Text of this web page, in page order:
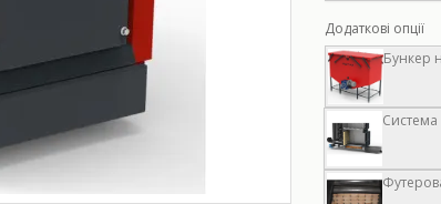
Додаткові опції
Бункер